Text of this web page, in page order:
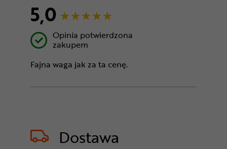
5,0
Opinia potwierdzona
zakupem
Fajna waga jak za ta cenę.
Dostawa